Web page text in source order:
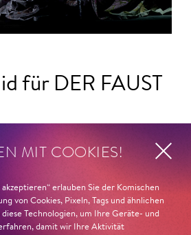
für DER FAUST
Kategorie »Darsteller:in
in Barrie Koskys Lady
sei jederzeit authentisch, ziehe das
fordere zum Miterleben und
MIT COOKIES!
erlauben Sie der Komischen
von Cookies, Pixeln, Tags und ähnlichen
Technologien, um Ihre Geräte- und
damit wir Ihre Aktivität